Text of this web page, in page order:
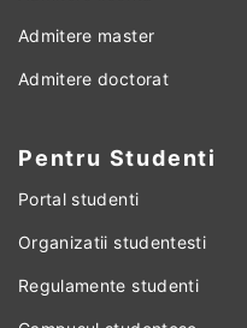
Admitere master
Admitere doctorat
Pentru Studenti
Portal studenti
Organizatii studentesti
Regulamente studenti